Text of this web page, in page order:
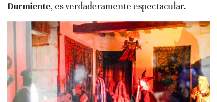
Durmiente, es verdaderamente espectacular.